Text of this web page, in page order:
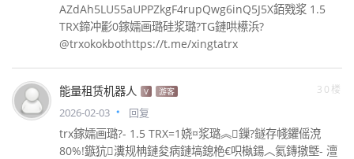
AZdAh5LU55aUPPZkgF4rupQwg6inQ5J5X銆戣浆 1.5
TRX鍗冲彲0鎵嬬画璐硅浆璐?TG鏈哄櫒浜?
@trxokokbothttps://t.me/xingtatrx
能量租赁机器人 V 游客 30楼
2026-02-03 回复
trx鎵嬬画璐?- 1.5 TRX=1娆¤浆璐︽鏁?鐩存帴鑺傜渷
80%!鏃犺瀵规柟鏈夋病鏈塙鎴栬€呮槸鍚︿氦鏄撴墍- 澶